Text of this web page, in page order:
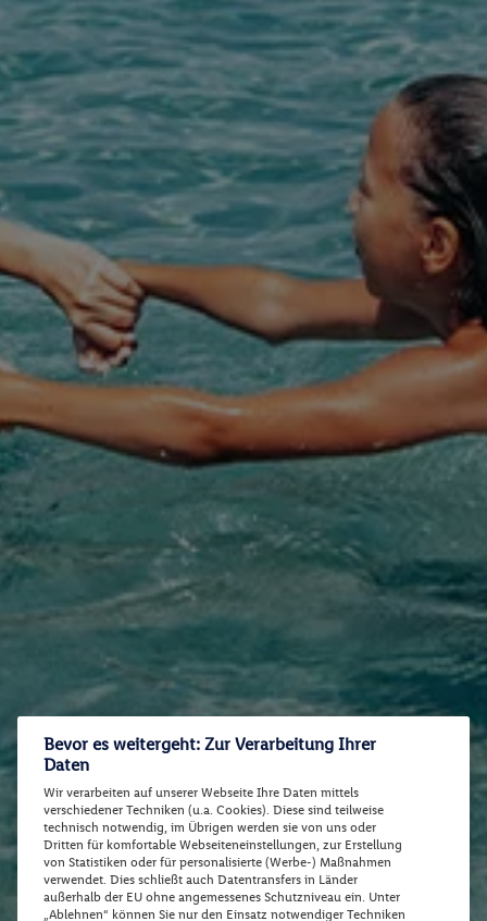
Bevor es weitergeht: Zur Verarbeitung Ihrer
Daten
Wir verarbeiten auf unserer Webseite Ihre Daten mittels
verschiedener Techniken (u.a. Cookies). Diese sind teilweise
technisch notwendig, im Übrigen werden sie von uns oder
Dritten für komfortable Webseiteneinstellungen, zur Erstellung
von Statistiken oder für personalisierte (Werbe-) Maßnahmen
verwendet. Dies schließt auch Datentransfers in Länder
außerhalb der EU ohne angemessenes Schutzniveau ein. Unter
„Ablehnen“ können Sie nur den Einsatz notwendiger Techniken